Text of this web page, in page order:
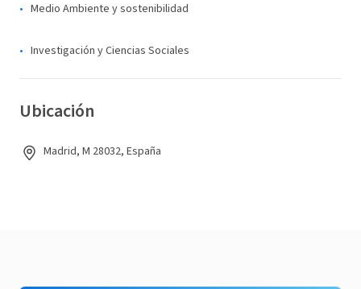
Medio Ambiente y sostenibilidad
Investigación y Ciencias Sociales
Ubicación
Madrid, M 28032, España